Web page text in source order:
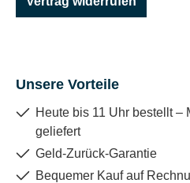
Unsere Vorteile
Heute bis 11 Uhr bestellt –
geliefert
Geld-Zurück-Garantie
Bequemer Kauf auf